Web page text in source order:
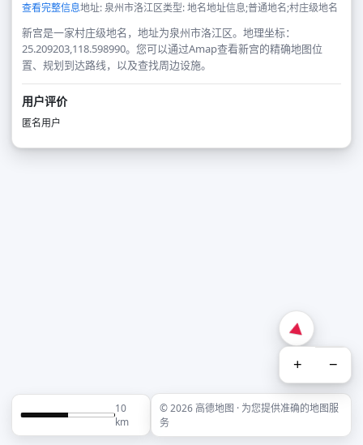
查看完整信息地址: 泉州市洛江区类型: 地名地址信息;普通地名;村庄级地名
新宫是一家村庄级地名，地址为泉州市洛江区。地理坐标：
25.209203,118.598990。您可以通过Amap查看新宫的精确地图位
置、规划到达路线，以及查找周边设施。
用户评价
匿名用户
+ −
10
km
© 2026 高德地图 · 为您提供准确的地图服
务